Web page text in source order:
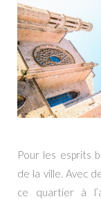
Pour les esprits
de la ville. Avec
ce quartier à